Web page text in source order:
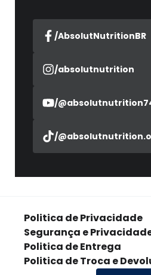
/AbsolutNutritionBR
/absolutnutrition
/
/
Politica de Privacidade
Segurança e
Politica de Entrega
Politica de Troca e